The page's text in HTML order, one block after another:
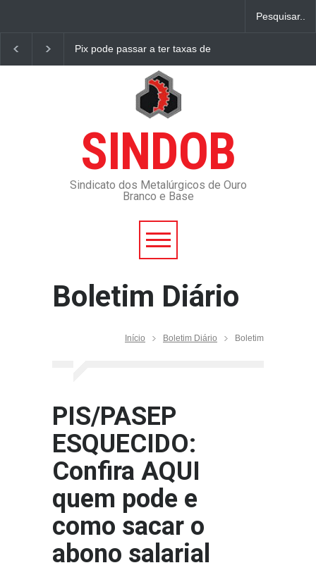
Pix pode passar a ter taxas de uso ainda em 2021
SINDOB
Sindicato dos Metalúrgicos de Ouro
Branco e Base
Boletim Diário
Início Boletim Diário Boletim
PIS/PASEP
ESQUECIDO:
Confira AQUI
quem pode e
como sacar o
abono salarial